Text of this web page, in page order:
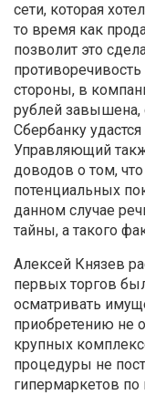
сети, которая
то время как
позволит это
стороны, в
рублей завышена,
Сбербанку
Управляющий
доводов о том,
потенциальных
данном случае
тайны, а такого
Алексей Князев
первых торгов
осматривать
приобретению не
крупных
процедуры не
гипермаркетов